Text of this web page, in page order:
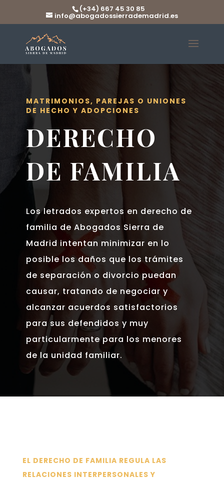
(+34) 667 45 30 85
info@abogadossierrademadrid.es
MATRIMONIOS, PAREJAS O UNIONES
DE HECHO Y ADOPCIONES
DERECHO
DE FAMILIA
Los letrados expertos en derecho de
familia de Abogados Sierra de
Madrid intentan minimizar en lo
posible los daños que los trámites
de separación o divorcio puedan
causar, tratando de negociar y
alcanzar acuerdos satisfactorios
para sus defendidos y muy
particularmente para los menores
de la unidad familiar.
EL DERECHO DE FAMILIA REGULA LAS
RELACIONES INTERPERSONALES Y